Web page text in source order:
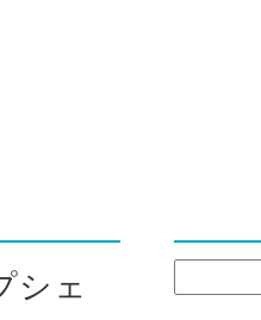
シェ
索: